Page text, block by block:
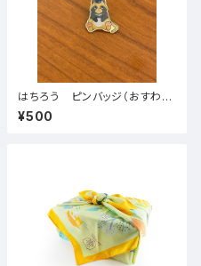
はちろう ピンバッジ（おすわ
り）
¥500